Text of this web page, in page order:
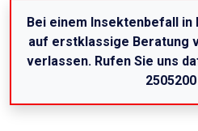
Bei einem Insektenbefall in
auf erstklassige Beratung
verlassen. Rufen Sie uns